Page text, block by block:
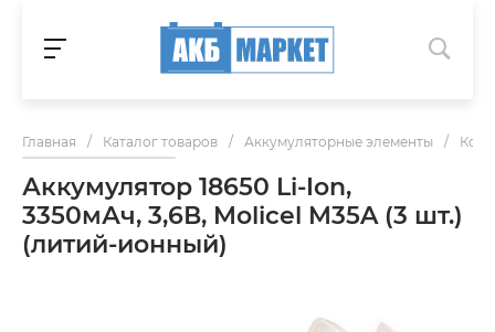
Главная / Каталог товаров / Аккумуляторные элементы /
Аккумулятор 18650 Li-Ion,
3350мАч, 3,6В, Molicel M35A (3 шт.)
(литий-ионный)